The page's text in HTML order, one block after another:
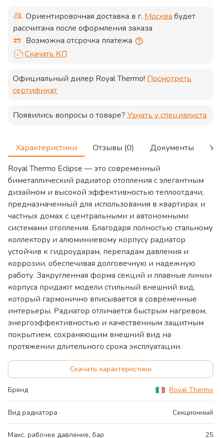
Ориентировочная доставка в г. Москвабудет
рассчитана после оформления заказа
Возможна отсрочка платежа
Скачать КП
Официальный дилер Royal Thermo! Посмотреть
сертификат
Появились вопросы о товаре? Узнать у специалиста
Характеристики Отзывы (0) Документы
Royal Thermo Eclipse — это современный
биметаллический радиатор отопления с элегантным
дизайном и высокой эффективностью теплоотдачи,
предназначенный для использования в квартирах и
частных домах с центральными и автономными
системами отопления. Благодаря полностью стальному
коллектору и алюминиевому корпусу радиатор
устойчив к гидроударам, перепадам давления и
коррозии, обеспечивая долговечную и надежную
работу. Закругленная форма секций и плавные линии
корпуса придают модели стильный внешний вид,
который гармонично вписывается в современные
интерьеры. Радиатор отличается быстрым нагревом,
энергоэффективностью и качественным защитным
покрытием, сохраняющим внешний вид на
протяжении длительного срока эксплуатации.
Скачать характеристики
Бренд Royal Thermo
Вид радиатора Секционный
Макс. рабочее давление, бар 25